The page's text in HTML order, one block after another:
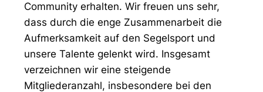
Community erhalten. Wir freuen uns sehr,
dass durch die enge Zusammenarbeit die
Aufmerksamkeit auf den Segelsport und
unsere Talente gelenkt wird. Insgesamt
verzeichnen wir eine steigende
Mitgliederanzahl, insbesondere bei den